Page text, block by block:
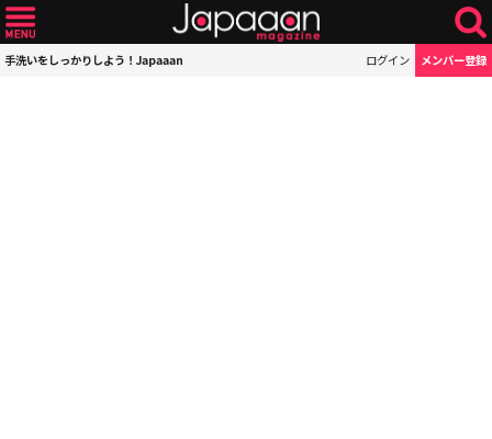
手洗いをしっかりしよう！Japaaan ログイン メンバー登録